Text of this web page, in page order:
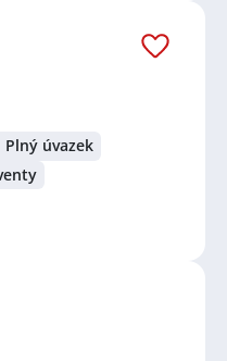
Plný úvazek